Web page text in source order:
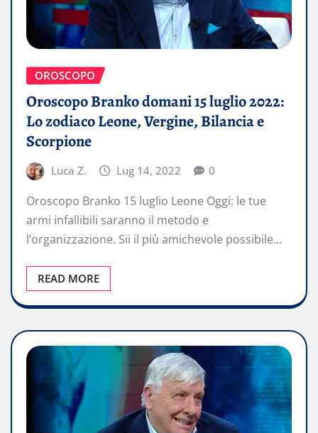
OROSCOPO
Oroscopo Branko domani 15 luglio 2022:
Lo zodiaco Leone, Vergine, Bilancia e
Scorpione
Luca Z. Lug 14, 2022 0
Oroscopo Branko 15 luglio Leone Oggi: le tue
armi infallibili saranno il metodo e
l’organizzazione. Sii il più amichevole possibile…
READ MORE